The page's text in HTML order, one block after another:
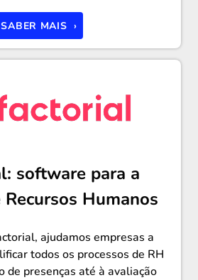
SABER MAIS ›
software para a
Humanos
ajudamos empresas a
todos os processos de RH
presenças até à avaliação